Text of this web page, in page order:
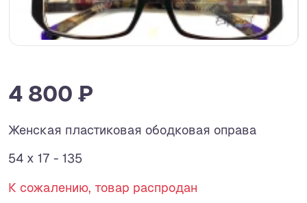
4 800 ₽
Женская пластиковая ободковая оправа
54 x 17 - 135
К сожалению, товар распродан